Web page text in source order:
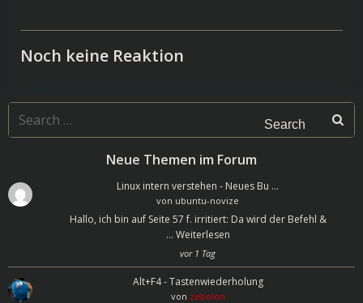
Noch keine Reaktion
Search
for:
Neue Themen im Forum
Linux intern verstehen - Neues Bu …
von ubuntu-novize
Hallo, ich bin auf Seite 57 f. irritiert: Da wird der Befehl &
… Weiterlesen
vor 1 Tag
Alt+F4 - Tastenwiederholung
von zebolon